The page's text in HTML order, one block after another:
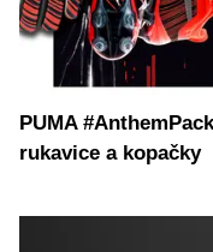
PUMA
rukavice a kopačky